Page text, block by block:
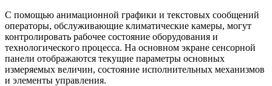
С помощью анимационной графики и текстовых сообщений
операторы, обслуживающие климатические камеры, могут
контролировать рабочее состояние оборудования и
технологического процесса. На основном экране сенсорной
панели отображаются текущие параметры основных
измеряемых величин, состояние исполнительных механизмов
и элементы управления.